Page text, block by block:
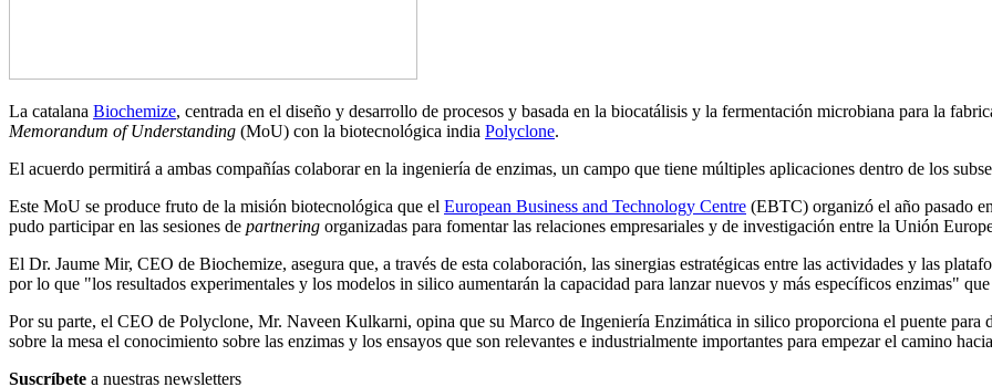
La catalana Biochemize, centrada en el diseño y desarrollo de procesos y basada en la biocatálisis y la fermentación microbiana para la
Memorandum of Understanding (MoU) con la biotecnológica india Polyclone.
El acuerdo permitirá a ambas compañías colaborar en la ingeniería de enzimas, un campo que tiene múltiples aplicaciones dentro de los
Este MoU se produce fruto de la misión biotecnológica que el European Business and Technology Centre (EBTC) organizó el año pasado
pudo participar en las sesiones de partnering organizadas para fomentar las relaciones empresariales y de investigación entre la Unión
El Dr. Jaume Mir, CEO de Biochemize, asegura que, a través de esta colaboración, las sinergias estratégicas entre las actividades y las
por lo que "los resultados experimentales y los modelos in silico aumentarán la capacidad para lanzar nuevos y más específicos enzimas"
Por su parte, el CEO de Polyclone, Mr. Naveen Kulkarni, opina que su Marco de Ingeniería Enzimática in silico proporciona el puente
sobre la mesa el conocimiento sobre las enzimas y los ensayos que son relevantes e industrialmente importantes para empezar el camino
Suscríbete a nuestras newsletters